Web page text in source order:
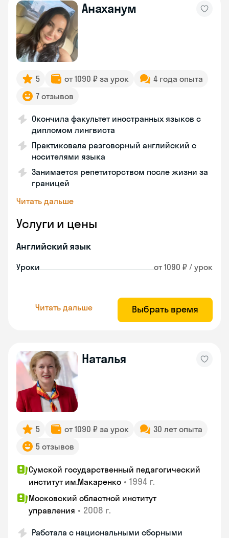
Анаханум
5 от 1090 ₽ за урок
4 года опыта
7 отзывов
Окончила факультет иностранных языков с
дипломом лингвиста
Практиковала разговорный английский с
носителями языка
Занимается репетиторством после жизни за
границей
Читать дальше
Услуги и цены
Английский язык
Уроки от 1090 ₽ / урок
Читать дальше Выбрать время
Наталья
5 от 1090 ₽ за урок
30 лет опыта
5 отзывов
Сумской государственный педагогический
институт им.Макаренко • 1994 г.
Московский областной институт
управления • 2008 г.
Работала с национальными сборными